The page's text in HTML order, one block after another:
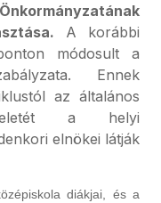
A korábbi
módosult a
Ennek
az általános
a helyi
elnökei látják
diákjai, és a